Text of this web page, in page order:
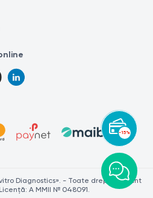
-15%
Diagnostics». - Toate drepturile sunt
A MMII № 048091.